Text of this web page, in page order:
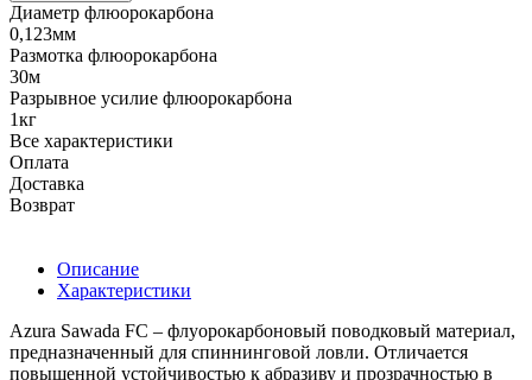
Диаметр флюорокарбона
0,123мм
Размотка флюорокарбона
30м
Разрывное усилие флюорокарбона
1кг
Все характеристики
Оплата
Доставка
Возврат
Описание
Характеристики
Azura Sawada FC – флуорокарбоновый поводковый материал,
предназначенный для спиннинговой ловли. Отличается
повышенной устойчивостью к абразиву и прозрачностью в